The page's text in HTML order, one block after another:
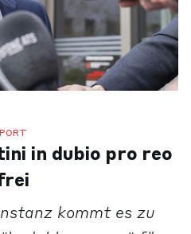
in dubio pro reo
kommt es zu